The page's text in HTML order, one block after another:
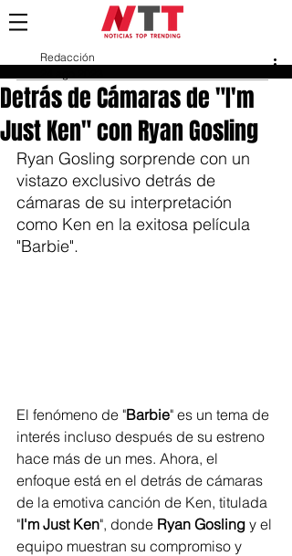
Detrás de Cámaras de "I'm
Just Ken" con Ryan Gosling
Redacción
Ryan Gosling sorprende con un
vistazo exclusivo detrás de
cámaras de su interpretación
como Ken en la exitosa película
"Barbie".
El fenómeno de "Barbie" es un tema de
interés incluso después de su estreno
hace más de un mes. Ahora, el
enfoque está en el detrás de cámaras
de la emotiva canción de Ken, titulada
"I'm Just Ken", donde Ryan Gosling y el
equipo muestran su compromiso y